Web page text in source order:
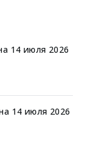
14 июля 2026
14 июля 2026